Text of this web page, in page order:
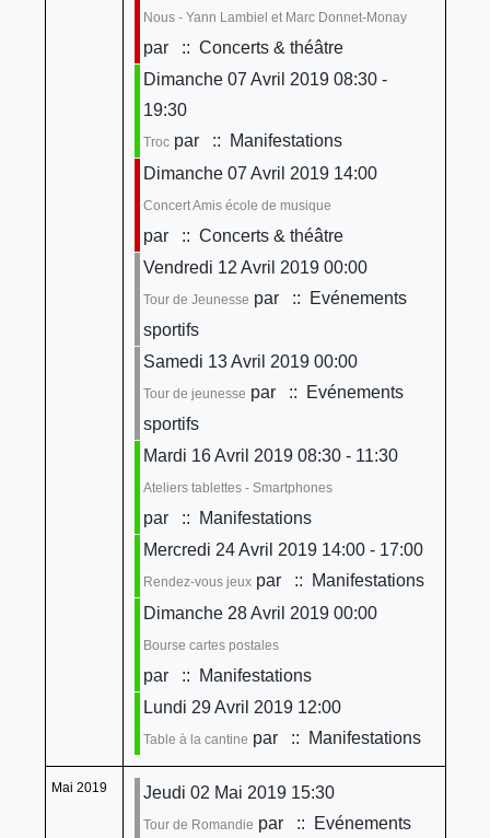
Nous - Yann Lambiel et Marc Donnet-Monay
par
:: Concerts & théâtre
Dimanche 07 Avril 2019 08:30 -
19:30
Trocpar
:: Manifestations
Dimanche 07 Avril 2019 14:00
Concert Amis école de musique
par
:: Concerts & théâtre
Vendredi 12 Avril 2019 00:00
Tour de Jeunesse par
:: Evénements
sportifs
Samedi 13 Avril 2019 00:00
Tour de jeunesse par
:: Evénements
sportifs
Mardi 16 Avril 2019 08:30 - 11:30
Ateliers tablettes - Smartphones
par
:: Manifestations
Mercredi 24 Avril 2019 14:00 - 17:00
Rendez-vous jeuxpar
:: Manifestations
Dimanche 28 Avril 2019 00:00
Bourse cartes postales
par
:: Manifestations
Lundi 29 Avril 2019 12:00
Table à la cantine par :: Manifestations
Mai 2019 Jeudi 02 Mai 2019 15:30
Tour de Romandie par
:: Evénements